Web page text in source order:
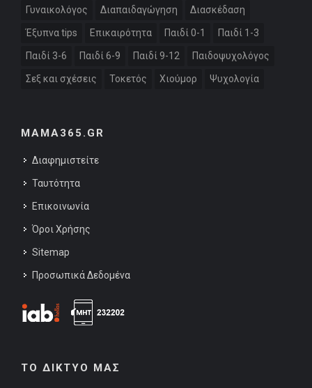
Γυναικολόγος Διαπαιδαγώγηση Διασκέδαση
Έξυπνα tips Επικαιρότητα Παιδί 0-1 Παιδί 1-3
Παιδί 3-6 Παιδί 6-9 Παιδί 9-12 Παιδοψυχολόγος
Σεξ και σχέσεις Τοκετός Χιούμορ Ψυχολογία
MAMA365.GR
Διαφημιστείτε
Ταυτότητα
Επικοινωνία
Όροι Χρήσης
Sitemap
Προσωπικά Δεδομένα
ΤΟ ΔΙΚΤΥΟ ΜΑΣ